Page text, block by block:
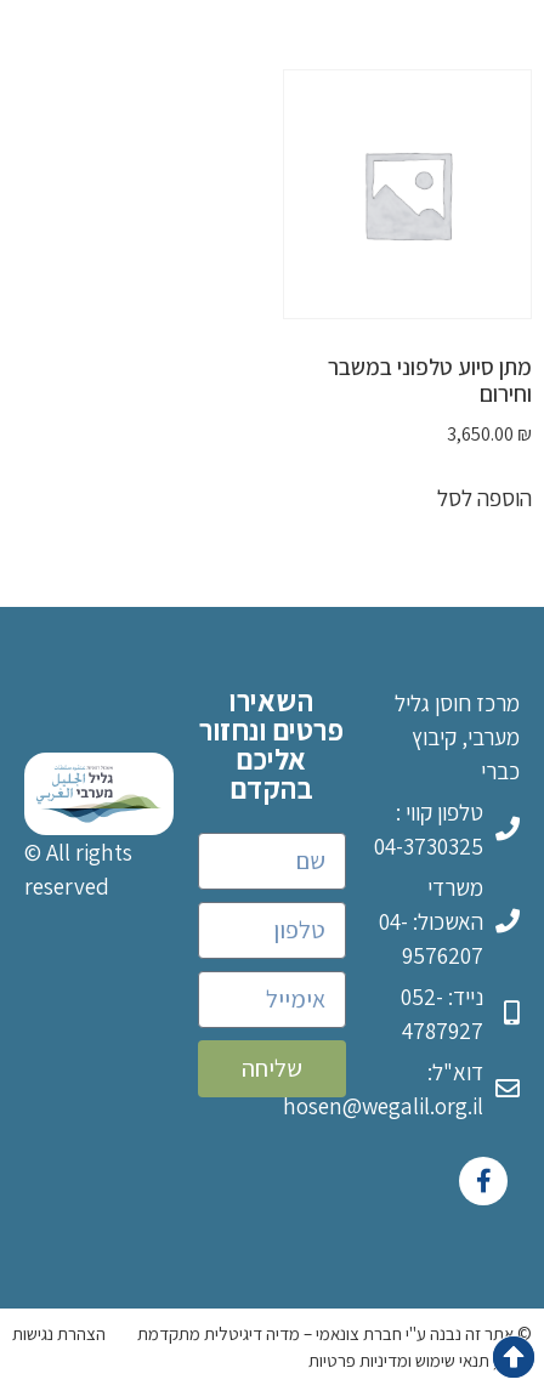
מתן סיוע טלפוני במשבר
וחירום
3,650.00 ₪
הוספה לסל
מרכז חוסן גליל
מערבי, קיבוץ
כברי
טלפון קווי :
04-3730325
משרדי
האשכול: 04-
9576207
נייד: 052-
4787927
דוא"ל:
hosen@wegalil.org.il
השאירו
פרטים ונחזור
אליכם
בהקדם
שליחה
© All rights
reserved
© אתר זה נבנה ע"י חברת צונאמי – מדיה דיגיטלית מתקדמת
הצהרת נגישות
תקנון, תנאי שימוש ומדיניות פרטיות